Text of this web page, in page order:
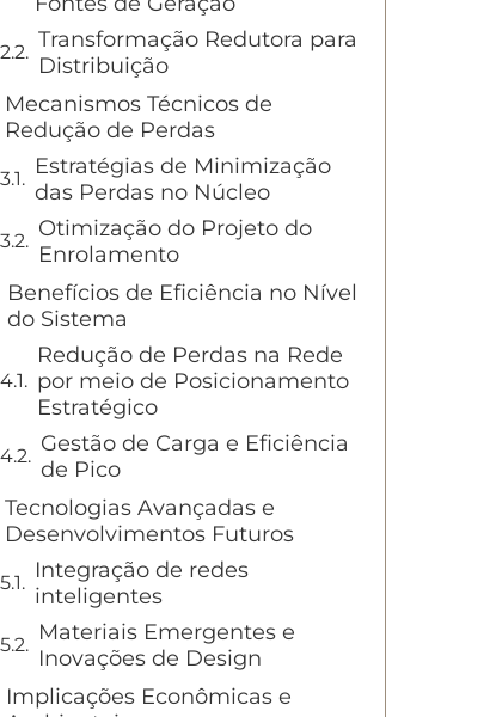
Transformação Redutora para
Distribuição
Mecanismos Técnicos de
Redução de Perdas
Estratégias de Minimização
das Perdas no Núcleo
Otimização do Projeto do
Enrolamento
Benefícios de Eficiência no Nível
do Sistema
Redução de Perdas na Rede
por meio de Posicionamento
Estratégico
Gestão de Carga e Eficiência
de Pico
Tecnologias Avançadas e
Desenvolvimentos Futuros
Integração de redes
inteligentes
Materiais Emergentes e
Inovações de Design
Implicações Econômicas e